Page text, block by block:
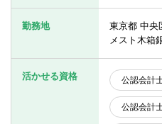
女
個
転
勤務地
東京都 中
メスト木箱
活かせる資格 公認会計
公認会計